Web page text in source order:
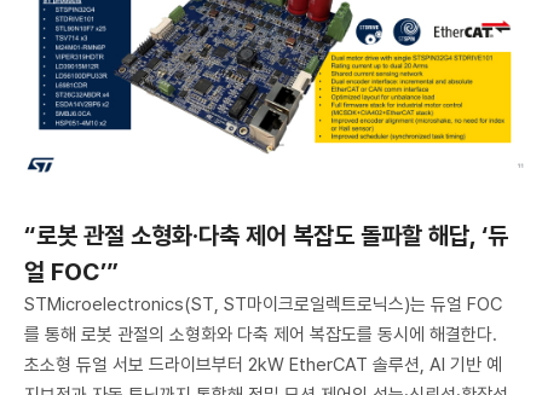
“로봇 관절 소형화·다축 제어 복잡도 돌파할 해답, ‘듀
얼 FOC’”
STMicroelectronics(ST, ST마이크로일렉트로닉스)는 듀얼 FOC
를 통해 로봇 관절의 소형화와 다축 제어 복잡도를 동시에 해결한다.
초소형 듀얼 서보 드라이브부터 2kW EtherCAT 솔루션, AI 기반 예